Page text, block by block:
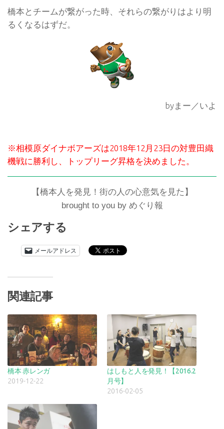
橋本とチームが繋がった時、それらの繋がりはより明
るくなるはずだ。
byまー／いよ
※相模原ダイナボアーズは2018年12月23日の対豊田織
機戦に勝利し、トップリーグ昇格を決めました。
【橋本人を発見！街の人の心意気を見た】
brought to you by めぐり報
シェアする
メールアドレス
関連記事
橋本 赤レンガ
2019-12-22
はしもと人を発見！【2016.2
月号】
2016-02-05